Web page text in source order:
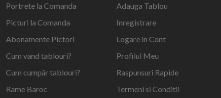
Portrete la Comanda
Picturi la Comanda
Abonamente Pictori
Cum vand tablouri?
Cum cumpăr tablouri?
Rame Baroc
Adauga Tablou
Inregistrare
Logare in Cont
Profilul Meu
Raspunsuri Rapide
Termeni si Conditii